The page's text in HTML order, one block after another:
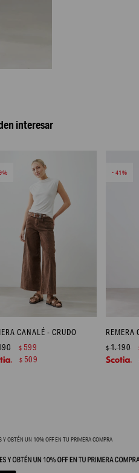
interesar
CANALÉ - CRUDO
$ 599
$ 509
41
$1.190
Y OBTÉN UN 10% OFF EN TU PRIMERA COMPRA